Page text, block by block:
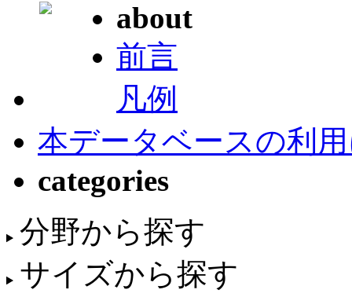
about
前言
凡例
本データベースの利
categories
分野から探す
サイズから探す